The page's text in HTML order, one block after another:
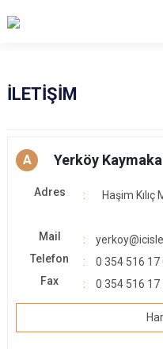
Gölcük
Kandıra
Karamürsel
İLETİŞİM
A Yerköy
Adres
Haşim
Mail
Telefon
0 354 516 17
Fax
0 354 516 17